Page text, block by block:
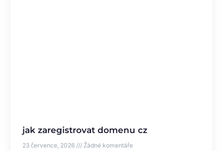
jak zaregistrovat domenu cz
23 července, 2026 Žádné komentáře